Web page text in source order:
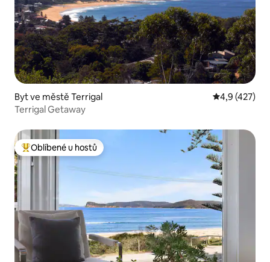
Byt ve městě Terrigal Průměrné
4,9 (427)
Terrigal Getaway
Nejlepší v kategorii Oblíbené u hostů
Oblíbené u hostů